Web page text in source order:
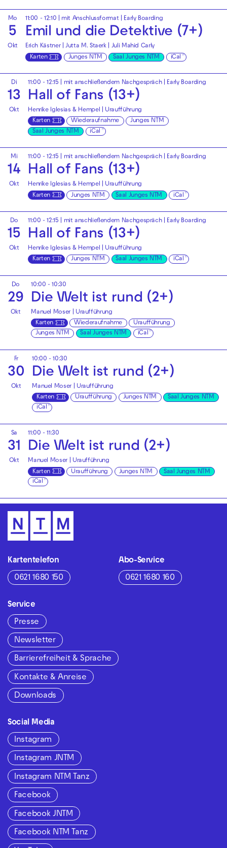
Mo
5
Okt
11:00 - 12:10 | mit Anschlussformat | Early Boarding
Emil und die Detektive (7+)
Erich Kästner | Jutta M. Staerk | Juli Mahid Carly
Karten
Junges NTM Saal Junges NTM iCal
Di
13
Okt
11:00 - 12:15 | mit anschließendem Nachgespräch | Early Boarding
Hall of Fans (13+)
Henrike Iglesias & Hempel | Uraufführung
Karten
Wiederaufnahme
Junges NTM
Saal Junges NTM
iCal
Mi
14
Okt
11:00 - 12:15 | mit anschließendem Nachgespräch | Early Boarding
Hall of Fans (13+)
Henrike Iglesias & Hempel | Uraufführung
Karten
Junges NTM Saal Junges NTM iCal
Do
15
Okt
11:00 - 12:15 | mit anschließendem Nachgespräch | Early Boarding
Hall of Fans (13+)
Henrike Iglesias & Hempel | Uraufführung
Karten
Junges NTM Saal Junges NTM iCal
Do
29
Okt
10:00 - 10:30
Die Welt ist rund (2+)
Manuel Moser | Uraufführung
Karten
Wiederaufnahme
Uraufführung
Junges NTM
Saal Junges NTM iCal
Fr
30
Okt
10:00 - 10:30
Die Welt ist rund (2+)
Manuel Moser | Uraufführung
Karten
Uraufführung Junges NTM
Saal Junges NTM
iCal
Sa
31
Okt
11:00 - 11:30
Die Welt ist rund (2+)
Manuel Moser | Uraufführung
Karten
Uraufführung Junges NTM
Saal Junges NTM
iCal
Kartentelefon
0621 1680 150
Abo-Service
0621 1680 160
Service
Presse
Newsletter
Barrierefreiheit & Sprache
Kontakte & Anreise
Downloads
Social Media
Instagram
Instagram JNTM
Instagram NTM Tanz
Facebook
Facebook JNTM
Facebook NTM Tanz